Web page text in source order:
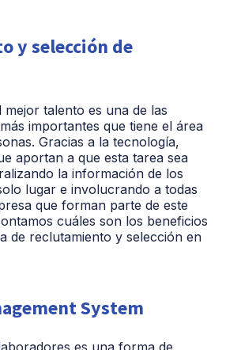
y selección de
mejor talento es una de las
importantes que tiene el área
Gracias a la tecnología,
aportan a que esta tarea sea
la información de los
lugar e involucrando a todas
que forman parte de este
cuáles son los beneficios
de reclutamiento y selección en
System
es una forma de